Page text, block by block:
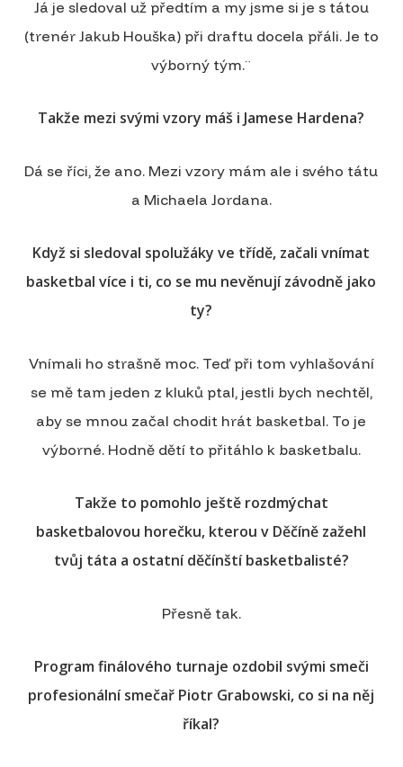
Já je sledoval už předtím a my jsme si je s tátou
(trenér Jakub Houška) při draftu docela přáli. Je to
výborný tým.¨
Takže mezi svými vzory máš i Jamese Hardena?
Dá se říci, že ano. Mezi vzory mám ale i svého tátu
a Michaela Jordana.
Když si sledoval spolužáky ve třídě, začali vnímat
basketbal více i ti, co se mu nevěnují závodně jako
ty?
Vnímali ho strašně moc. Teď při tom vyhlašování
se mě tam jeden z kluků ptal, jestli bych nechtěl,
aby se mnou začal chodit hrát basketbal. To je
výborné. Hodně dětí to přitáhlo k basketbalu.
Takže to pomohlo ještě rozdmýchat
basketbalovou horečku, kterou v Děčíně zažehl
tvůj táta a ostatní děčínští basketbalisté?
Přesně tak.
Program finálového turnaje ozdobil svými smeči
profesionální smečař Piotr Grabowski, co si na něj
říkal?